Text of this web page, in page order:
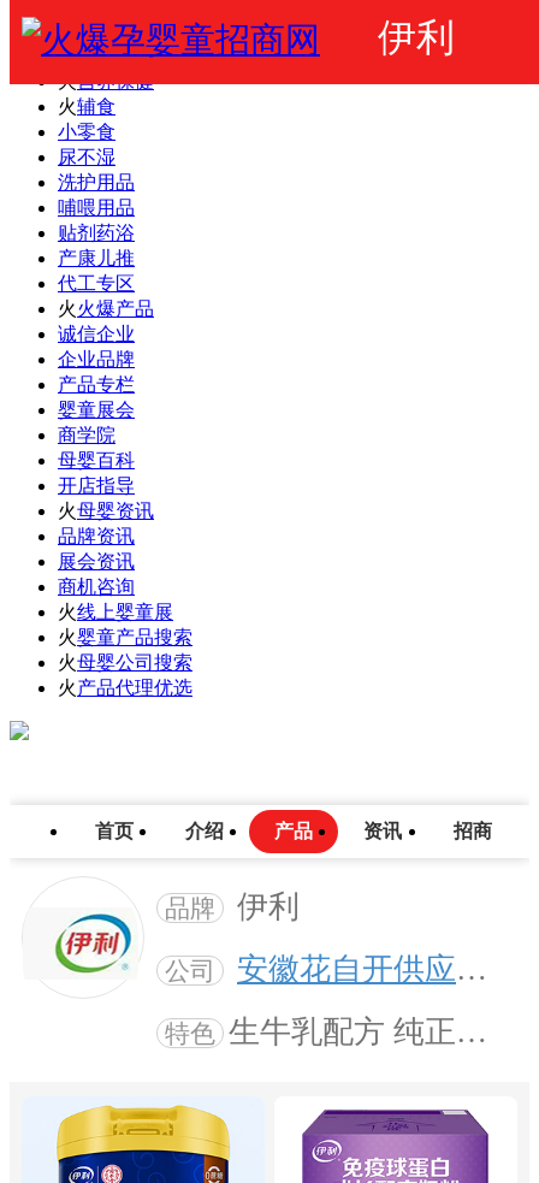
伊利
火爆婴童网
婴幼儿奶粉
火营养保健
火辅食
小零食
尿不湿
洗护用品
哺喂用品
贴剂药浴
产康儿推
代工专区
火火爆产品
诚信企业
企业品牌
产品专栏
婴童展会
商学院
母婴百科
开店指导
火母婴资讯
品牌资讯
展会资讯
商机咨询
火线上婴童展
火婴童产品搜索
火母婴公司搜索
火产品代理优选
首页 介绍 产品 资讯 招商
品牌 伊利
公司 安徽花自开供应链管理有限公司
特色 生牛乳配方 纯正好 营养